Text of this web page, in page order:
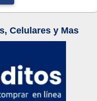
Celulares y Mas